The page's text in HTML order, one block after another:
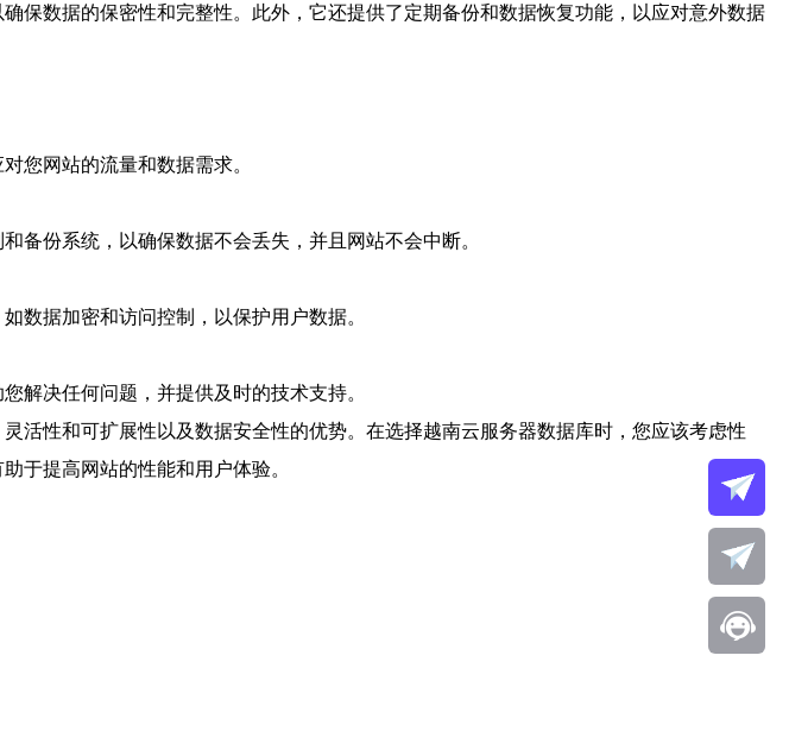
保数据的保密性和完整性。此外，它还提供了定期备份和数据恢复功能，以应对意外数据
您网站的流量和数据需求。
备份系统，以确保数据不会丢失，并且网站不会中断。
数据加密和访问控制，以保护用户数据。
解决任何问题，并提供及时的技术支持。
活性和可扩展性以及数据安全性的优势。在选择越南云服务器数据库时，您应该考虑性
于提高网站的性能和用户体验。